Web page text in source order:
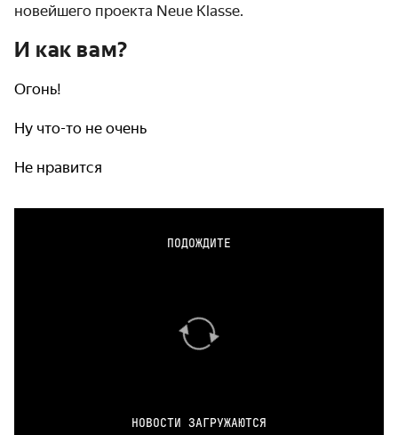
новейшего проекта Neue Klasse.
И как вам?
Огонь!
Ну что-то не очень
Не нравится
ПОДОЖДИТЕ
НОВОСТИ ЗАГРУЖАЮТСЯ